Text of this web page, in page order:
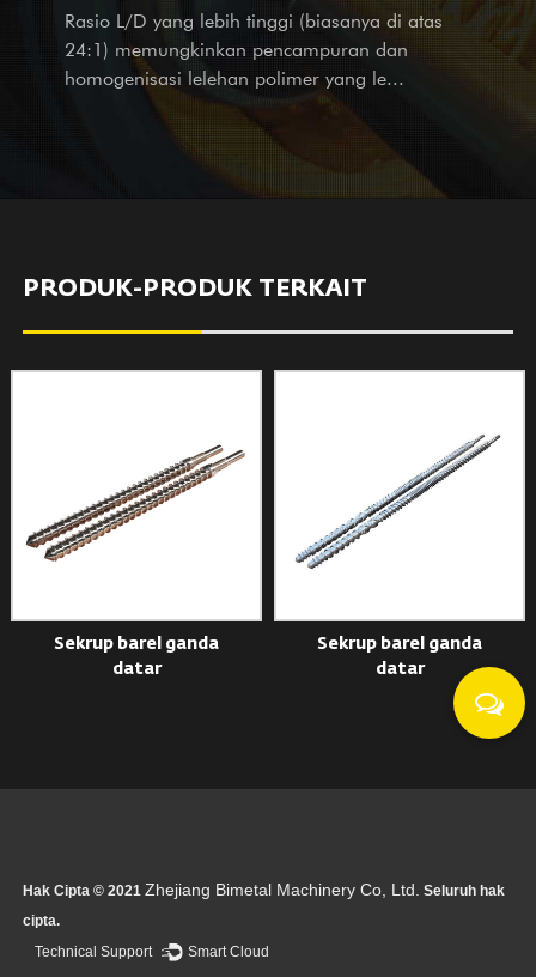
menyambut kunjungan dan pertanyaan Anda dengan layanan
kami yang sepenuh hati dan penuh perhatian.
mempengaruhi pemrosesan material dan
sifat film?
Rasio L/D yang lebih tinggi (biasanya di atas
24:1) memungkinkan pencampuran dan
homogenisasi lelehan polimer yang le...
PRODUK-PRODUK TERKAIT
Sekrup barel ganda
datar
Sekrup barel ganda
datar
Hak Cipta © 2021Zhejiang Bimetal Machinery Co, Ltd. Seluruh hak
cipta.
Technical Support ： Smart Cloud